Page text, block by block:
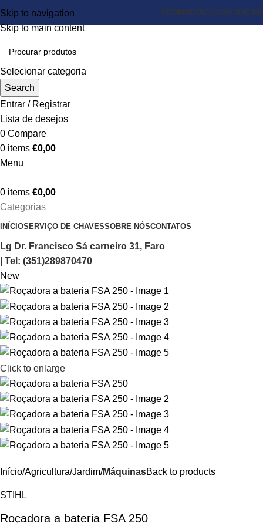
Skip to navigation
Skip to main content
PROMOÇÕES LOJA ONLINE
Selecionar categoria
Search
Entrar / Registrar
Lista de desejos
0 Compare
0 items €0,00
Menu
0 items €0,00
Categorias
INÍCIOSERVIÇO DE CHAVESSOBRE NÓSCONTATOS
Lg Dr. Francisco Sá carneiro 31, Faro
| Tel: (351)289870470
New
Click to enlarge
Início Agricultura/Jardim MáquinasBack to products
STIHL
Roçadora a bateria FSA 250